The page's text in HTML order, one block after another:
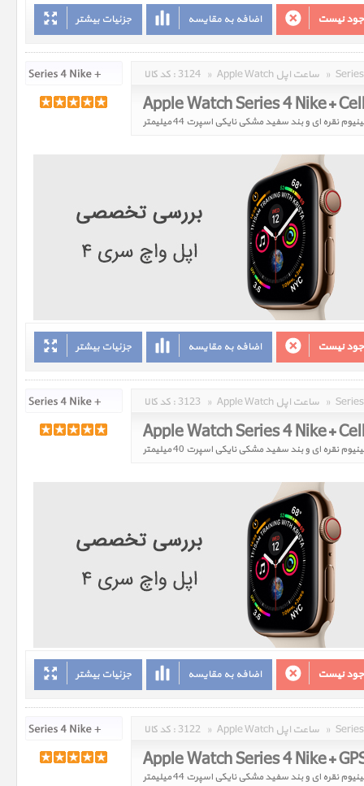
جزئیات بیشتر اضافه به مقایسه نیست
کد کالا : 3124 » Apple Watch ساعت اپل »
جزئیات بیشتر اضافه به مقایسه نیست
کد کالا : 3123 » Apple Watch ساعت اپل »
جزئیات بیشتر اضافه به مقایسه نیست
کد کالا : 3122 » Apple Watch ساعت اپل »